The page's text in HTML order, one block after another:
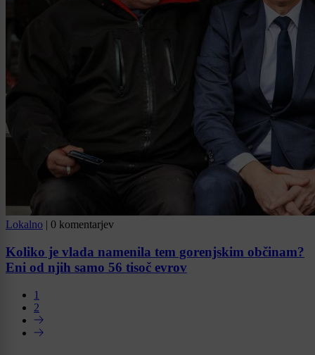
Lokalno | 0 komentarjev
Koliko je vlada namenila tem gorenjskim občinam?
Eni od njih samo 56 tisoč evrov
1
2